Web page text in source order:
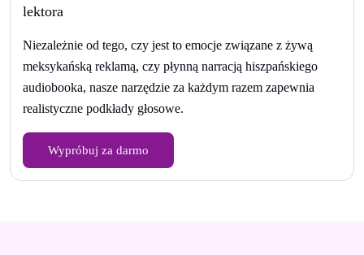
lektora
Niezależnie od tego, czy jest to emocje związane z żywą
meksykańską reklamą, czy płynną narracją hiszpańskiego
audiobooka, nasze narzędzie za każdym razem zapewnia
realistyczne podkłady głosowe.
Wypróbuj za darmo